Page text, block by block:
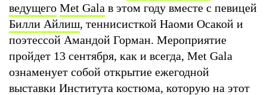
ведущего Met Gala в этом году вместе с певицей
Билли Айлиш, теннисисткой Наоми Осакой и
поэтессой Амандой Горман. Мероприятие
пройдет 13 сентября, как и всегда, Met Gala
ознаменует собой открытие ежегодной
выставки Института костюма, которую на этот